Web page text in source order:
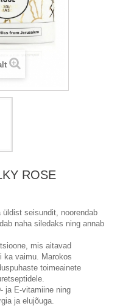
ROSE
seisundit, noorendab
naha siledaks ning annab
mis aitavad
ka vaimu. Marokos
toimeainete
ja E-vitamiine ning
ja elujõuga.